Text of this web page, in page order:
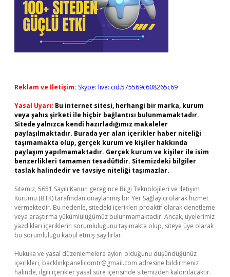
Reklam ve İletişim: Skype: live:.cid.575569c608265c69
Yasal Uyarı: Bu internet sitesi, herhangi bir marka, kurum
veya şahıs şirketi ile hiçbir bağlantısı bulunmamaktadır.
Sitede yalnızca kendi hazırladığımız makaleler
paylaşılmaktadır. Burada yer alan içerikler haber niteliği
taşımamakta olup, gerçek kurum ve kişiler hakkında
paylaşım yapılmamaktadır. Gerçek kurum ve kişiler ile isim
benzerlikleri tamamen tesadüfidir. Sitemizdeki bilgiler
taslak halindedir ve tavsiye niteliği taşımazlar.
Sitemiz, 5651 Sayılı Kanun gereğince Bilgi Teknolojileri ve İletişim
Kurumu (BTK) tarafından onaylanmış bir Yer Sağlayıcı olarak hizmet
vermektedir. Bu nedenle, sitedeki içerikleri proaktif olarak denetleme
veya araştırma yükümlülüğümüz bulunmamaktadır. Ancak, üyelerimiz
yazdıkları içeriklerin sorumluluğunu taşımakta olup, siteye üye olarak
bu sorumluluğu kabul etmiş sayılırlar.
Hukuka ve yasal düzenlemelere aykırı olduğunu düşündüğünüz
içerikleri, backlinkpanelicomtr@gmail.com adresine bildirmeniz
halinde, ilgili içerikler yasal süre içerisinde sitemizden kaldırılacaktır.